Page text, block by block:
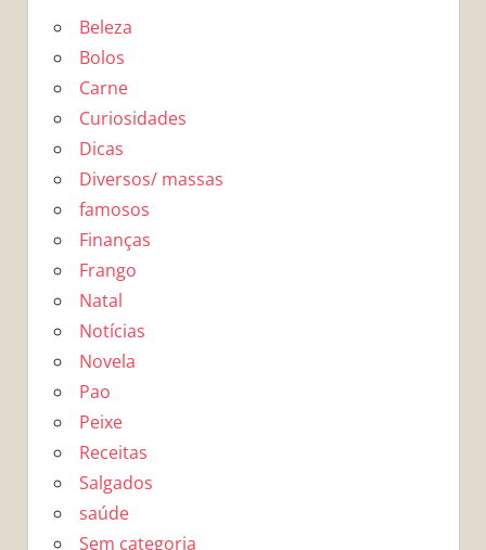
Beleza
Bolos
Carne
Curiosidades
Dicas
Diversos/ massas
famosos
Finanças
Frango
Natal
Notícias
Novela
Pao
Peixe
Receitas
Salgados
saúde
Sem categoria